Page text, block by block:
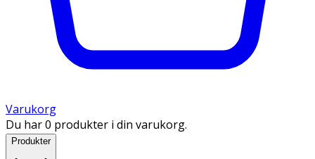
Varukorg
Du har 0 produkter i din varukorg.
Produkter